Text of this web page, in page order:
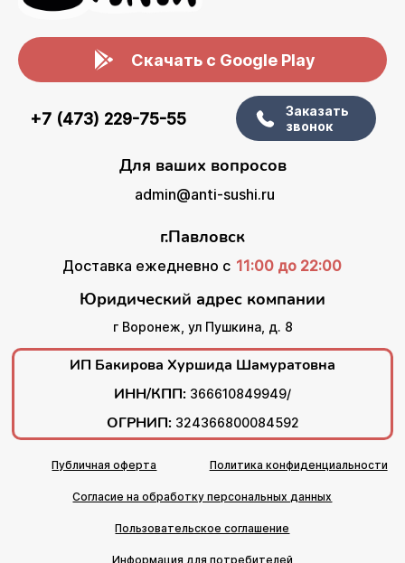
Скачать с Google Play
+7 (473) 229-75-55
Заказать
звонок
Для ваших вопросов
admin@anti-sushi.ru
г.Павловск
Доставка ежедневно с 11:00 до 22:00
Юридический адрес компании
г Воронеж, ул Пушкина, д. 8
ИП Бакирова Хуршида Шамуратовна
ИНН/КПП: 366610849949/
ОГРНИП: 324366800084592
Публичная оферта Политика конфиденциальности
Согласие на обработку персональных данных
Пользовательское соглашение
Информация для потребителей